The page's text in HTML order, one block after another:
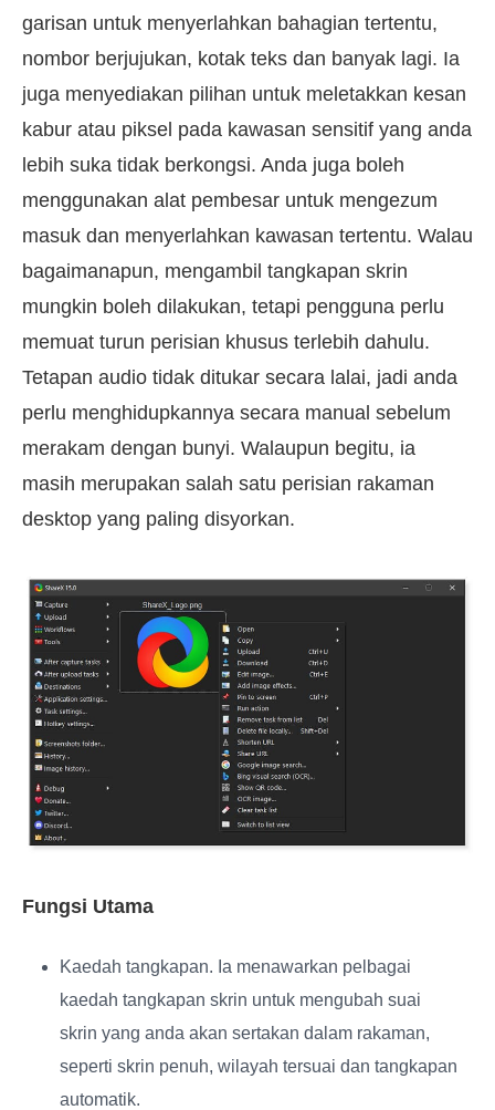
garisan untuk menyerlahkan bahagian tertentu,
nombor berjujukan, kotak teks dan banyak lagi. Ia
juga menyediakan pilihan untuk meletakkan kesan
kabur atau piksel pada kawasan sensitif yang anda
lebih suka tidak berkongsi. Anda juga boleh
menggunakan alat pembesar untuk mengezum
masuk dan menyerlahkan kawasan tertentu. Walau
bagaimanapun, mengambil tangkapan skrin
mungkin boleh dilakukan, tetapi pengguna perlu
memuat turun perisian khusus terlebih dahulu.
Tetapan audio tidak ditukar secara lalai, jadi anda
perlu menghidupkannya secara manual sebelum
merakam dengan bunyi. Walaupun begitu, ia
masih merupakan salah satu perisian rakaman
desktop yang paling disyorkan.
Fungsi Utama
Kaedah tangkapan. Ia menawarkan pelbagai
kaedah tangkapan skrin untuk mengubah suai
skrin yang anda akan sertakan dalam rakaman,
seperti skrin penuh, wilayah tersuai dan tangkapan
automatik.